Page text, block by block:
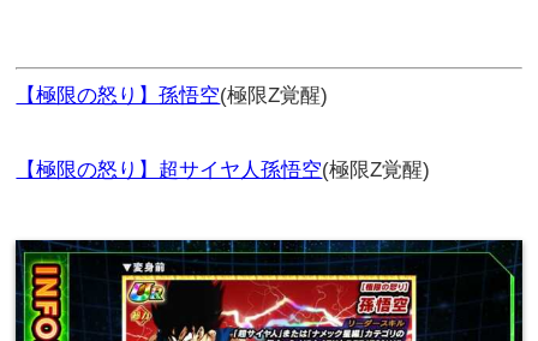
【極限の怒り】孫悟空(極限Z覚醒)
【極限の怒り】超サイヤ人孫悟空(極限Z覚醒)